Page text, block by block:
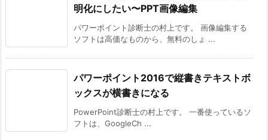
明化にしたい〜PPT画像編集
パワーポイント診断士の村上です。 画像編集する
ソフトは高価なものから、無料のしょ ...
パワーポイント2016で縦書きテキストボ
ックスが横書きになる
PowerPoint診断士の村上です。 一番使っているソ
フトは、GoogleCh ...